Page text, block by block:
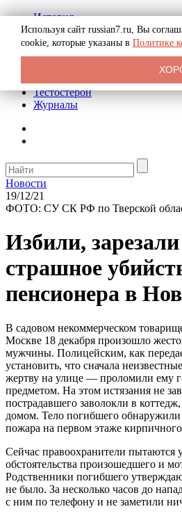
История
Биография
Криминал
Реклама на сайте
Тестостерон
Журналы
Новости
19/12/21
ФОТО: СУ СК РФ по Тверской
Избили,
страшное
пенсионера в
В садовом некоммерческом
Москве 18 декабря произошло
мужчины. Полицейским, как
установить, что сначала
жертву на улице — проломили ему
предметом. На этом истязания не
пострадавшего заволокли в
домом. Тело погибшего
пожара на первом этаже
Сейчас правоохранители пытаются
обстоятельства произошедшего и
Родственники погибшего
не было. За несколько часов до
с ним по телефону и не заметили
Используя сайт russian7.ru, Вы
cookie, которые указаны в Политике